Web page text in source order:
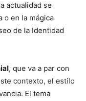
actualidad se
o en la mágica
de la Identidad
, que va a par con
contexto, el estilo
El tema